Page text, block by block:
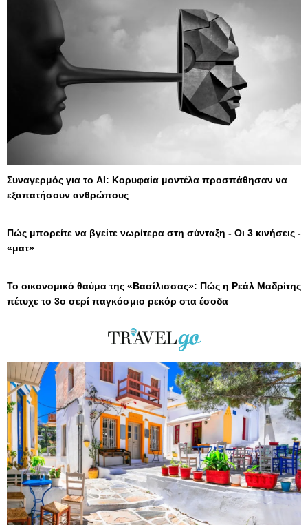
Συναγερμός για το AI: Κορυφαία μοντέλα προσπάθησαν να
εξαπατήσουν ανθρώπους
Πώς μπορείτε να βγείτε νωρίτερα στη σύνταξη - Οι 3 κινήσεις -
«ματ»
Το οικονομικό θαύμα της «Βασίλισσας»: Πώς η Ρεάλ Μαδρίτης
πέτυχε το 3ο σερί παγκόσμιο ρεκόρ στα έσοδα